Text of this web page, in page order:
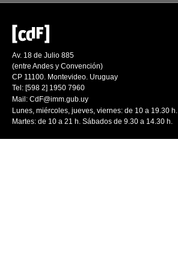
Av. 18 de Julio 885
(entre Andes y Convención)
CP 11100. Montevideo. Uruguay
Tel: [598 2] 1950 7960
Mail: CdF@imm.gub.uy
Lunes, miércoles, jueves, viernes: de 10 a 19.30 h.
Martes: de 10 a 21 h. Sábados de 9.30 a 14.30 h.